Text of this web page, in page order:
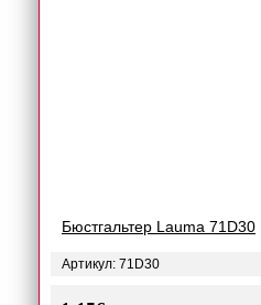
Бюстгальтер Lauma 71D30
Артикул: 71D30